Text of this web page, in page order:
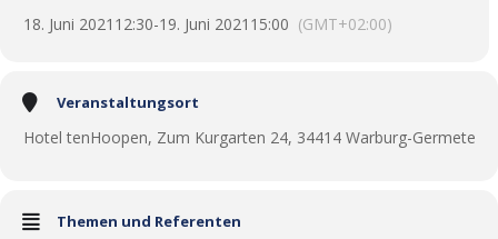
18. Juni 2021 12:30-19. Juni 2021 15:00 (GMT+02:00)
Veranstaltungsort
Hotel tenHoopen, Zum Kurgarten 24, 34414 Warburg-Germete
Themen und Referenten